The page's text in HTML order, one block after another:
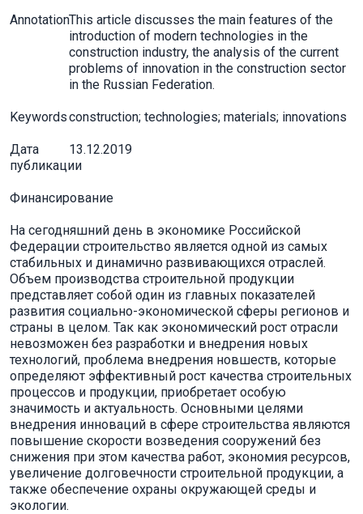
AnnotationThis article discusses the main features of the
introduction of modern technologies in the
construction industry, the analysis of the current
problems of innovation in the construction sector
in the Russian Federation.
Keywordsconstruction; technologies; materials; innovations
Дата
публикации
13.12.2019
Финансирование
На сегодняшний день в экономике Российской
Федерации строительство является одной из самых
стабильных и динамично развивающихся отраслей.
Объем производства строительной продукции
представляет собой один из главных показателей
развития социально-экономической сферы регионов и
страны в целом. Так как экономический рост отрасли
невозможен без разработки и внедрения новых
технологий, проблема внедрения новшеств, которые
определяют эффективный рост качества строительных
процессов и продукции, приобретает особую
значимость и актуальность. Основными целями
внедрения инноваций в сфере строительства являются
повышение скорости возведения сооружений без
снижения при этом качества работ, экономия ресурсов,
увеличение долговечности строительной продукции, а
также обеспечение охраны окружающей среды и
экологии.